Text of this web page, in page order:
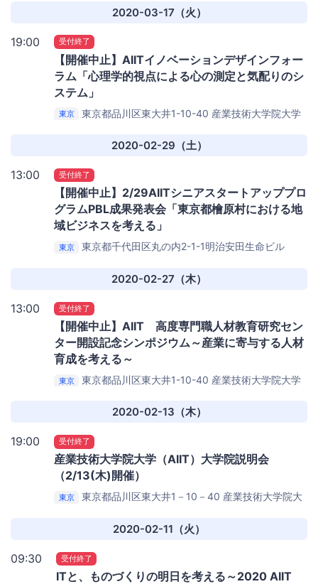
2020-03-17（火）
19:00 受付終了
【開催中止】AIITイノベーションデザインフォー
ラム「心理学的視点による心の測定と気配りのシ
ステム」
東京 東京都品川区東大井1-10-40 産業技術大学院大学
2020-02-29（土）
13:00 受付終了
【開催中止】2/29AIITシニアスタートアッププロ
グラムPBL成果発表会「東京都檜原村における地
域ビジネスを考える」
東京
東京都千代田区丸の内2-1-1明治安田生命ビル
2020-02-27（木）
13:00 受付終了
【開催中止】AIIT 高度専門職人材教育研究セン
ター開設記念シンポジウム～産業に寄与する人材
育成を考える～
東京 東京都品川区東大井1-10-40 産業技術大学院大学
2020-02-13（木）
19:00 受付終了
産業技術大学院大学（AIIT）大学院説明会
（2/13(木)開催）
東京 東京都品川区東大井1－10－40 産業技術大学院大
2020-02-11（火）
09:30 受付終了
ITと、ものづくりの明日を考える～2020 AIIT